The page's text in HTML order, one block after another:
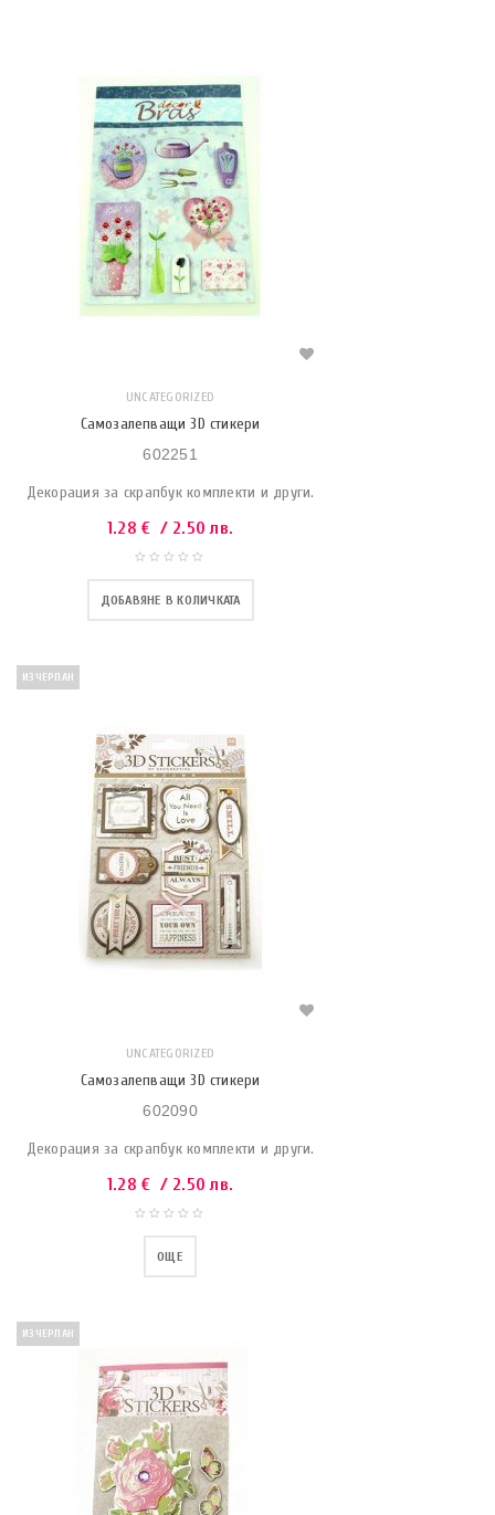
UNCATEGORIZED
Самозалепващи 3D стикери
602251
Декорация за скрапбук комплекти и други.
1.28€ / 2.50 лв.
ДОБАВЯНЕ В КОЛИЧКАТА
ИЗЧЕРПАН
UNCATEGORIZED
Самозалепващи 3D стикери
602090
Декорация за скрапбук комплекти и други.
1.28€ / 2.50 лв.
ОЩЕ
ИЗЧЕРПАН